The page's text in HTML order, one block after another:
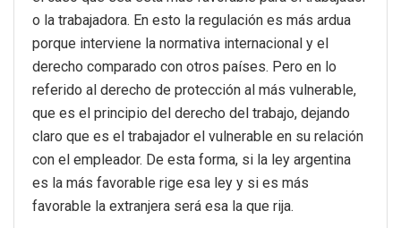
o la trabajadora. En esto la regulación es más ardua
porque interviene la normativa internacional y el
derecho comparado con otros países. Pero en lo
referido al derecho de protección al más vulnerable,
que es el principio del derecho del trabajo, dejando
claro que es el trabajador el vulnerable en su relación
con el empleador. De esta forma, si la ley argentina
es la más favorable rige esa ley y si es más
favorable la extranjera será esa la que rija.